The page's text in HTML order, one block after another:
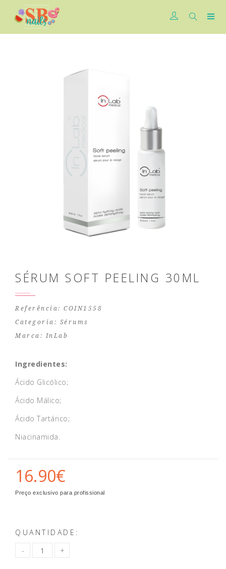
SÉRUM SOFT PEELING 30ML
Referência: COIN1558
Categoria: Sérums
Marca: InLab
Ingredientes:
Ácido Glicólico;
Ácido Málico;
Ácido Tartárico;
Niacinamida.
16.90€
Preço exclusivo para profissional
QUANTIDADE: